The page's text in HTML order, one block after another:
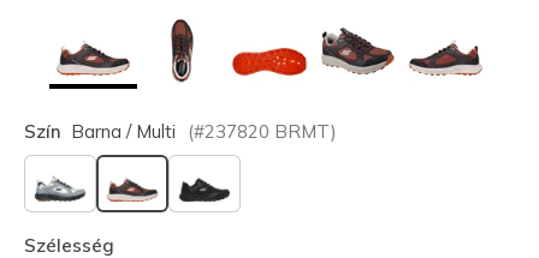
Szín Barna / Multi (#237820 BRMT)
kiválasztva
Szélesség